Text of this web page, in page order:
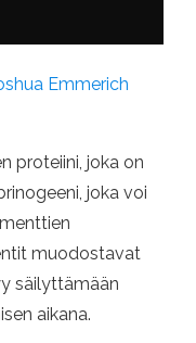
Emmerich
proteiini, joka on
joka voi
muodostavat
säilyttämään
aikana.